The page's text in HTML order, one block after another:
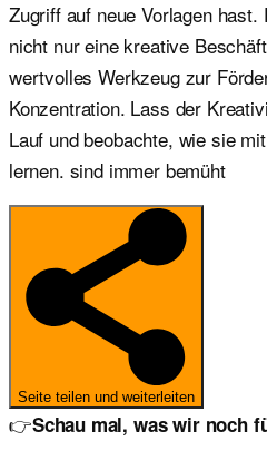
Zugriff auf neue Vorlagen
nicht nur eine kreative
wertvolles Werkzeug zur
Konzentration. Lass der
Lauf und beobachte, wie sie
lernen. sind immer bemüht
Seite teilen und weiterleiten
👉Schau mal, was wir noch